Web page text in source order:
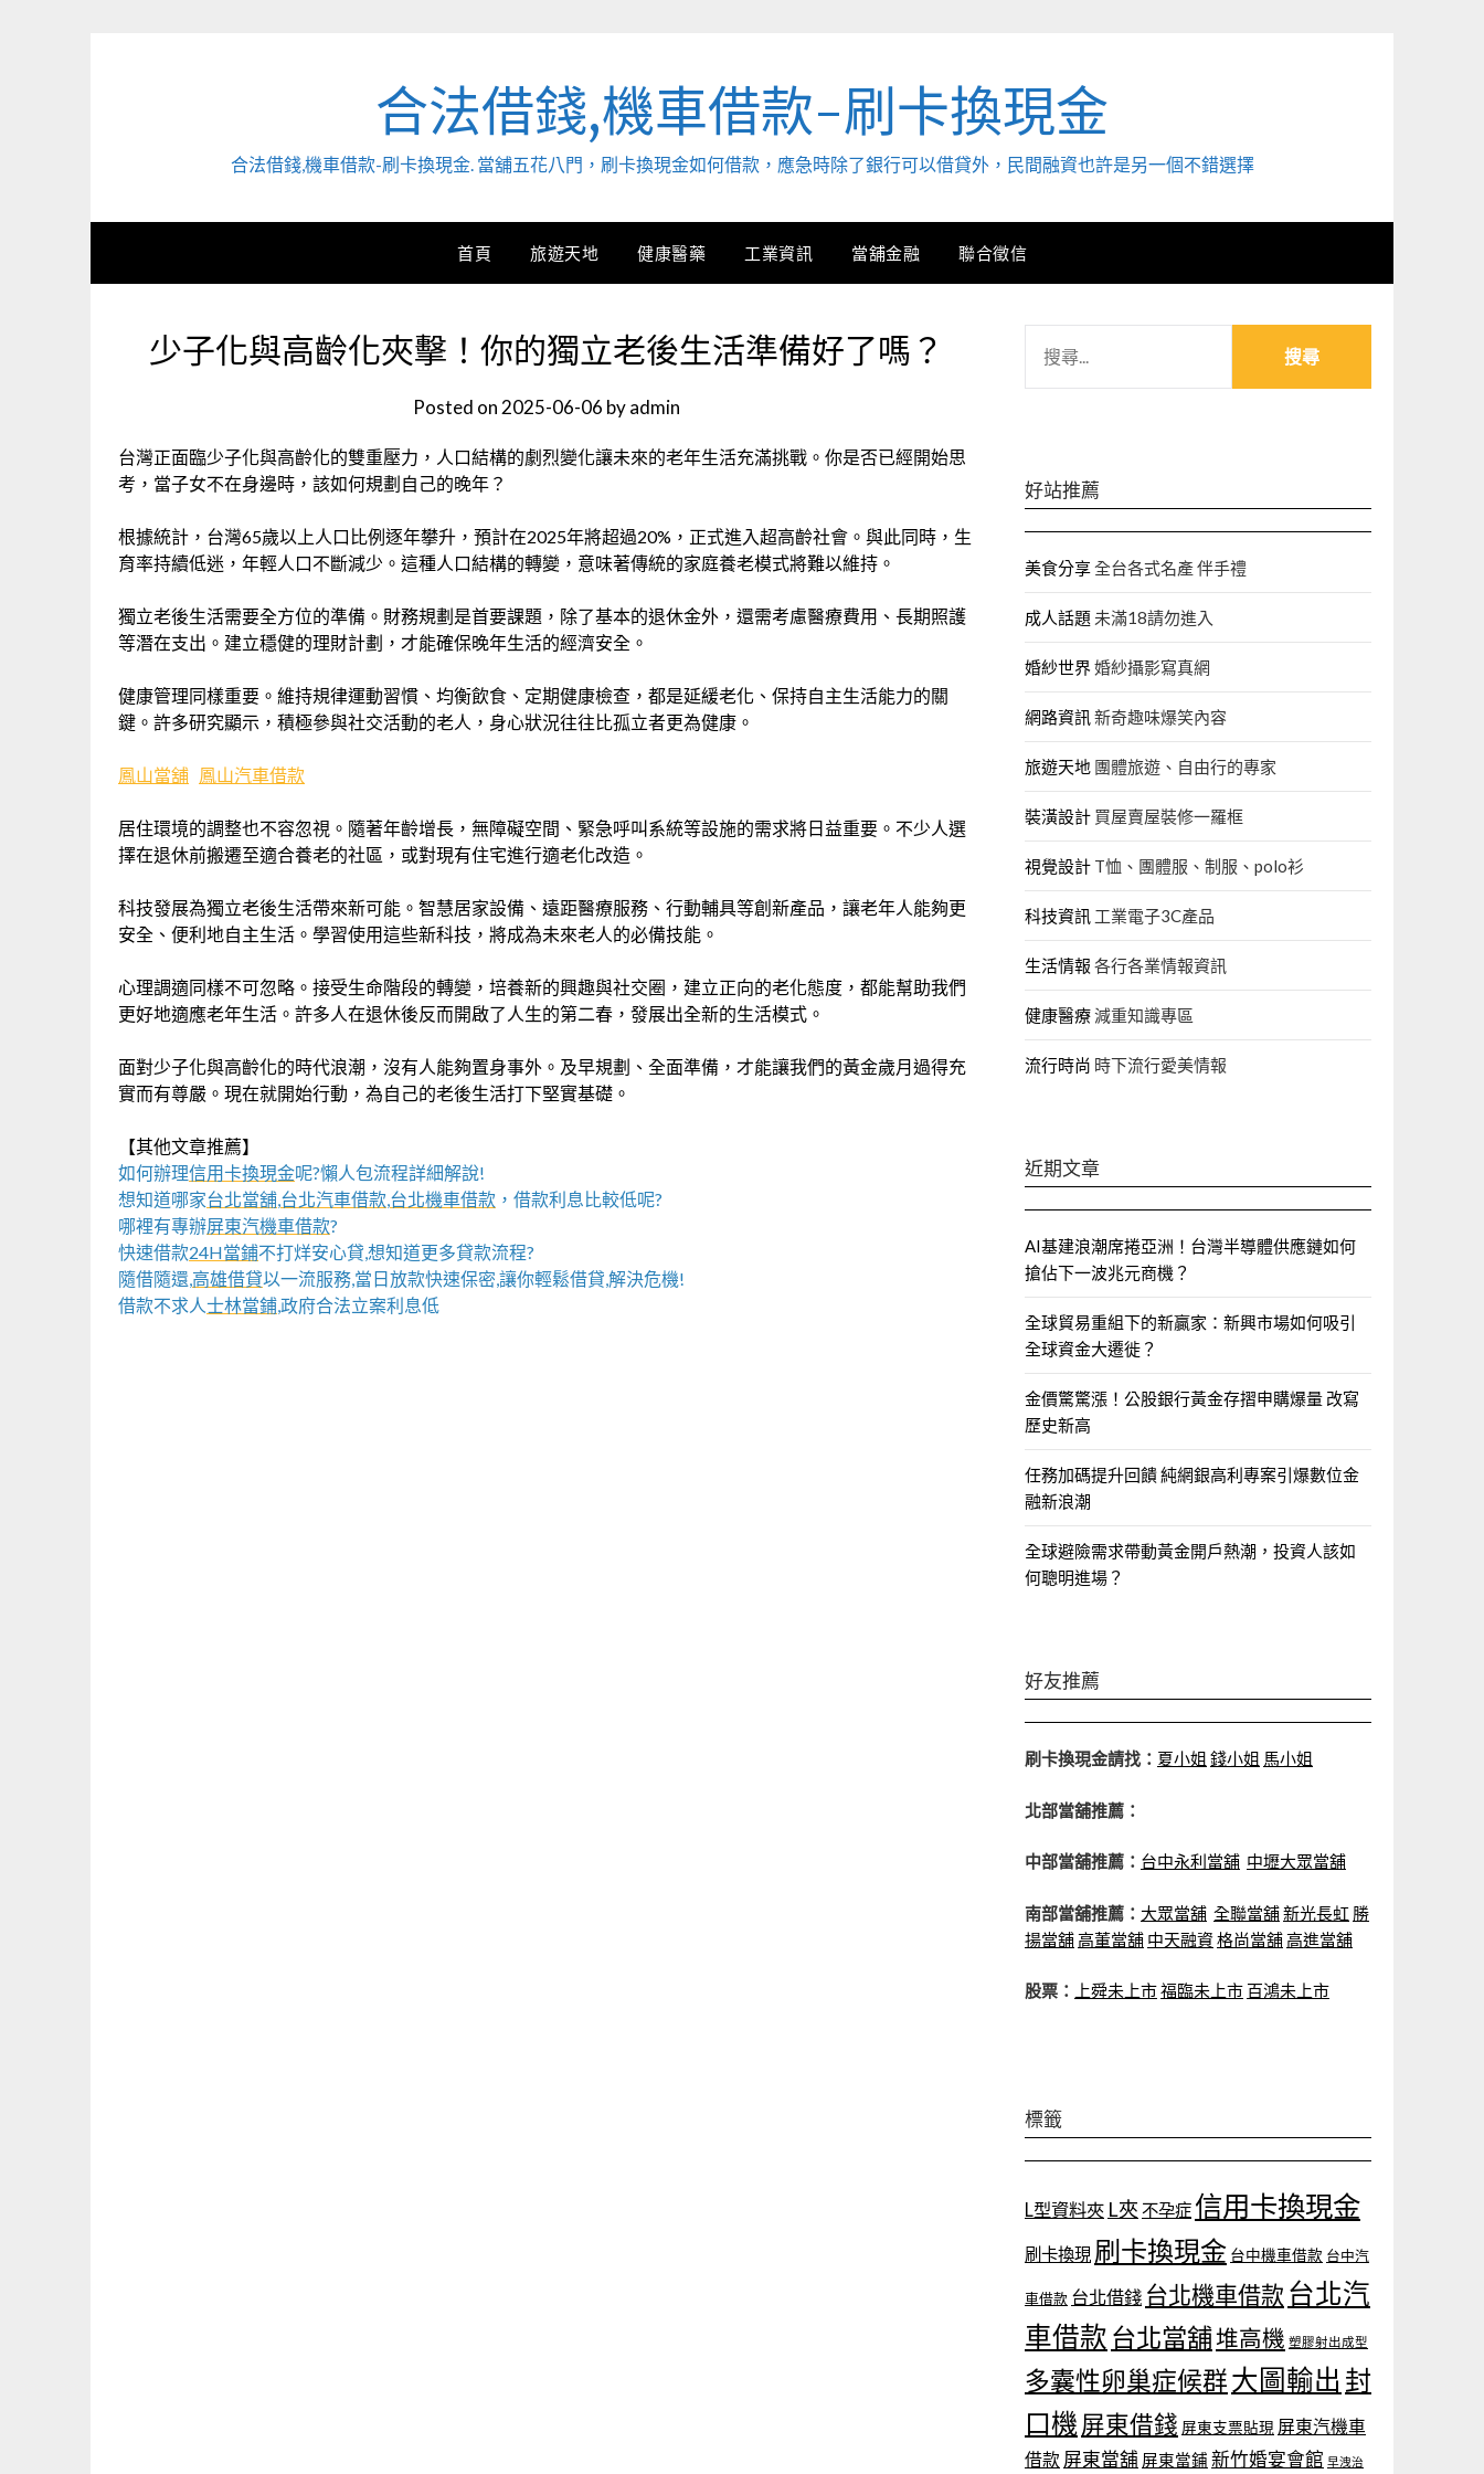
合法借錢,機車借款-刷卡換現金
合法借錢,機車借款-刷卡換現金. 當舖五花八門，刷卡換現金如何借款，應急時除了銀行可以借貸外，民間融資也許是另一個不錯選擇
首頁 旅遊天地 健康醫藥 工業資訊 當舖金融 聯合徵信
少子化與高齡化夾擊！你的獨立老後生活準備好了嗎？
Posted on 2025-06-06 byadmin
台灣正面臨少子化與高齡化的雙重壓力，人口結構的劇烈變化讓未來的老年生活充滿挑戰。你是否已經開始思
考，當子女不在身邊時，該如何規劃自己的晚年？
根據統計，台灣65歲以上人口比例逐年攀升，預計在2025年將超過20%，正式進入超高齡社會。與此同時，生
育率持續低迷，年輕人口不斷減少。這種人口結構的轉變，意味著傳統的家庭養老模式將難以維持。
獨立老後生活需要全方位的準備。財務規劃是首要課題，除了基本的退休金外，還需考慮醫療費用、長期照護
等潛在支出。建立穩健的理財計劃，才能確保晚年生活的經濟安全。
健康管理同樣重要。維持規律運動習慣、均衡飲食、定期健康檢查，都是延緩老化、保持自主生活能力的關
鍵。許多研究顯示，積極參與社交活動的老人，身心狀況往往比孤立者更為健康。
鳳山當舖 鳳山汽車借款
居住環境的調整也不容忽視。隨著年齡增長，無障礙空間、緊急呼叫系統等設施的需求將日益重要。不少人選
擇在退休前搬遷至適合養老的社區，或對現有住宅進行適老化改造。
科技發展為獨立老後生活帶來新可能。智慧居家設備、遠距醫療服務、行動輔具等創新產品，讓老年人能夠更
安全、便利地自主生活。學習使用這些新科技，將成為未來老人的必備技能。
心理調適同樣不可忽略。接受生命階段的轉變，培養新的興趣與社交圈，建立正向的老化態度，都能幫助我們
更好地適應老年生活。許多人在退休後反而開啟了人生的第二春，發展出全新的生活模式。
面對少子化與高齡化的時代浪潮，沒有人能夠置身事外。及早規劃、全面準備，才能讓我們的黃金歲月過得充
實而有尊嚴。現在就開始行動，為自己的老後生活打下堅實基礎。
【其他文章推薦】
如何辦理信用卡換現金呢?懶人包流程詳細解說!
想知道哪家台北當舖,台北汽車借款,台北機車借款 ，借款利息比較低呢?
哪裡有專辦屏東汽機車借款?
快速借款24H當鋪不打烊安心貸,想知道更多貸款流程?
隨借隨還,高雄借貸以一流服務,當日放款快速保密,讓你輕鬆借貸,解決危機!
借款不求人士林當鋪,政府合法立案利息低
關
好站推薦
美食分享全台各式名產 伴手禮
成人話題 未滿18請勿進入
婚紗世界婚紗攝影寫真網
網路資訊 新奇趣味爆笑內容
旅遊天地 團體旅遊、自由行的專家‎
裝潢設計 買屋賣屋裝修一羅框
視覺設計 T恤、團體服、制服、polo衫
科技資訊 工業電子3C產品
生活情報 各行各業情報資訊
健康醫療減重知識專區
流行時尚 時下流行愛美情報
近期文章
AI基建浪潮席捲亞洲！台灣半導體供應鏈如何
搶佔下一波兆元商機？
全球貿易重組下的新贏家：新興市場如何吸引
全球資金大遷徙？
金價驚驚漲！公股銀行黃金存摺申購爆量 改寫
歷史新高
任務加碼提升回饋 純網銀高利專案引爆數位金
融新浪潮
全球避險需求帶動黃金開戶熱潮，投資人該如
何聰明進場？
好友推薦
刷卡換現金請找： 夏小姐 錢小姐 馬小姐
北部當舖推薦：
中部當舖推薦： 台中永利當舖 中壢大眾當舖
南部當舖推薦： 大眾當舖 全聯當舖新光長虹 勝
揚當舖高董當舖 中天融資格尚當舖高進當舖
股票： 上舜未上市福臨未上市 百鴻未上市
標籤
L型資料夾 L夾 不孕症 信用卡換現金
刷卡換現 刷卡換現金 台中機車借款 台中汽
車借款 台北借錢 台北機車借款 台北汽
車借款 台北當舖堆高機 塑膠射出成型
多囊性卵巢症候群大圖輸出 封
口機 屏東借錢 屏東支票貼現 屏東汽機車
借款 屏東當舖 屏東當鋪 新竹婚宴會館 早洩治